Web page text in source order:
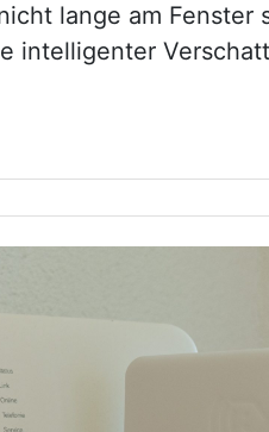
lange am Fenster
intelligenter